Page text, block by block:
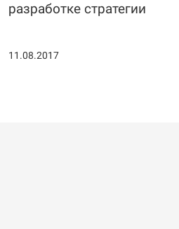
разработке стратегии
11.08.2017